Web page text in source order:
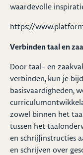
waardevolle
https://
Verbinden taal en
Door taal- en
verbinden, kun je
basisvaardigheden,
zowel binnen het
tussen het
en schrijfinstructies
en schrijven over